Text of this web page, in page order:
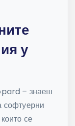
у
– знаеш
софтуерни
се